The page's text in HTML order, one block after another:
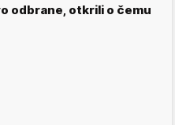
odbrane, otkrili o čemu